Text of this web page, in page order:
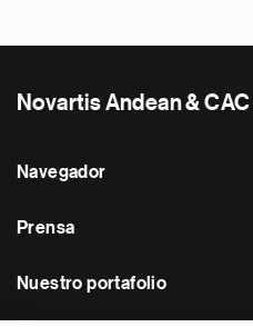
Novartis Andean &
Navegador
Prensa
Nuestro portafolio